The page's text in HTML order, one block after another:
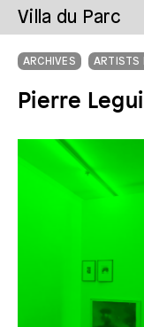
Villa du Parc
ARCHIVES ARTISTS
Pierre